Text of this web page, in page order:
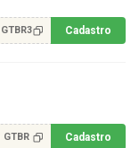
GTBR3 Cadastro
GTBR Cadastro